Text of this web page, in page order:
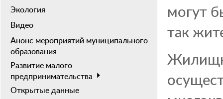
Экология
Видео
Анонс мероприятий муниципального
образования
Развитие малого
предпринимательства
Открытые данные
могут
так